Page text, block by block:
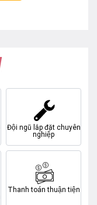
Đội ngũ lắp đặt chuyên
nghiệp
Thanh toán thuận tiện